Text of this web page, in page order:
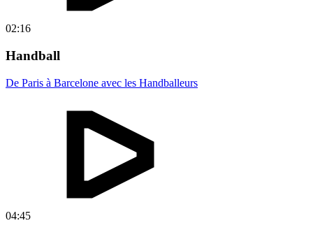
02:16
Handball
De Paris à Barcelone avec les Handballeurs
04:45